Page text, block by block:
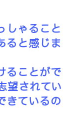
しゃること
ると感じま
ることがで
望されてい
きているの